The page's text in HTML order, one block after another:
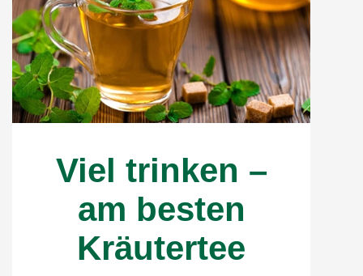
Viel trinken –
am besten
Kräutertee